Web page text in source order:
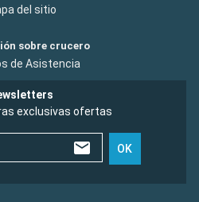
del sitio
sobre crucero
de Asistencia
exclusivas ofertas
OK